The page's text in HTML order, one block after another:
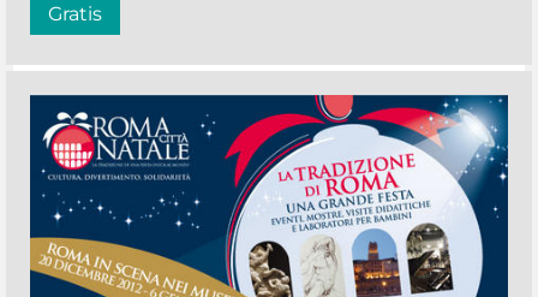
Gratis